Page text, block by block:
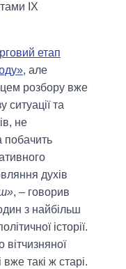
IX
етап
, але
розбору вже
ситуації та
не
побачить
духів
, – говорив
з найбільш
історії.
вже такі ж старі.